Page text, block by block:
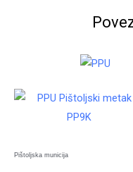
Pištoljska municija